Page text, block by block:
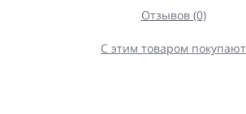
Отзывов (0)
С этим товаром покупают